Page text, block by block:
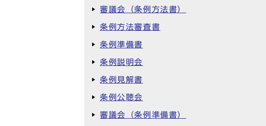
審議会（条例方法書）
条例方法審査書
条例準備書
条例説明会
条例見解書
条例公聴会
審議会（条例準備書）